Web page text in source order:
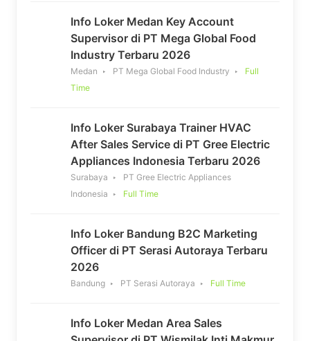
Info Loker Medan Key Account
Supervisor di PT Mega Global Food
Industry Terbaru 2026
Medan PT Mega Global Food Industry
Full
Time
Info Loker Surabaya Trainer HVAC
After Sales Service di PT Gree Electric
Appliances Indonesia Terbaru 2026
Surabaya
PT Gree Electric Appliances
Indonesia
Full Time
Info Loker Bandung B2C Marketing
Officer di PT Serasi Autoraya Terbaru
2026
Bandung PT Serasi Autoraya Full Time
Info Loker Medan Area Sales